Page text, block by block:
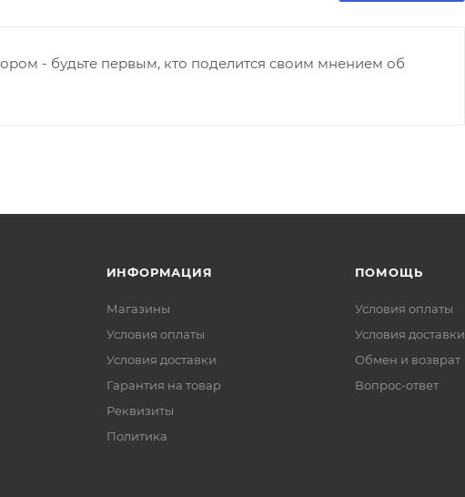
- будьте первым, кто поделится своим мнением об
ИНФОРМАЦИЯ
Магазины
Условия оплаты
Условия доставки
Гарантия на товар
Реквизиты
Политика
ПОМОЩЬ
Условия оплаты
Условия доставки
Обмен и возврат
Вопрос-ответ